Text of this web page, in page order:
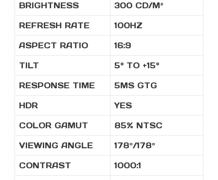
BRIGHTNESS 300 CD/M²
REFRESH RATE 100HZ
ASPECT RATIO 16:9
TILT 5° TO +15°
RESPONSE TIME 5MS GTG
HDR YES
COLOR GAMUT 85% NTSC
VIEWING ANGLE 178º/178º
CONTRAST 1000:1